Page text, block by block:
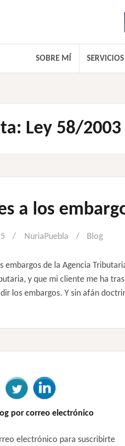
SOBRE MÍ SERVICIOS
Ley 58/2003
a los
NuriaPuebla Blog
embargos de la Agencia
y que mi cliente me ha
los embargos. Y sin afán
por correo electrónico
electrónico para suscribirte